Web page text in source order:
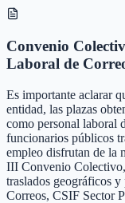
Convenio
Laboral de
Es importante aclarar
entidad, las plazas
como personal laboral
funcionarios públicos
empleo disfrutan de la
III Convenio
traslados geográficos
Correos, CSIF Sector